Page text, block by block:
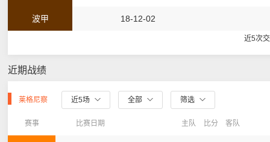
波甲 18-12-02
近5次
近期战绩
莱格尼察 近5场 全部 筛选
赛事 比赛日期 主队 比分 客队